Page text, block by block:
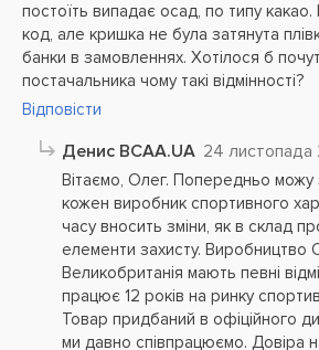
постоїть випадає осад, по типу какао.
код, але кришка не була затянута
банки в замовленнях. Хотілося б
постачальника чому такі відмінності?
Відповісти
Денис BCAA.UA 24 листопада
Вітаємо, Олег. Попередньо можу
кожен виробник спортивного
часу вносить зміни, як в склад
елементи захисту. Виробництво
Великобританія мають певні
працює 12 років на ринку
Товар придбаний в офіційного
ми давно співпрацюємо. Довіра